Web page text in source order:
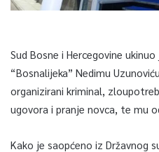
Sud Bosne i Hercegovine
“Bosnalijeka” Nedimu
organizirani kriminal,
ugovora i pranje novca, te mu
Kako je saopćeno iz Državnog